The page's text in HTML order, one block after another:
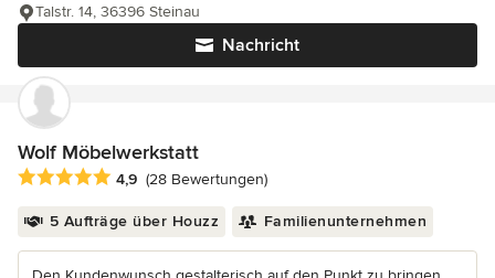
Nachricht
Talstr. 14, 36396 Steinau
Wolf Möbelwerkstatt
Durchschnittliche Bewertung: 4.9 von 5 Sternen
4,9 (28 Bewertungen)
5 Aufträge über Houzz Familienunternehmen